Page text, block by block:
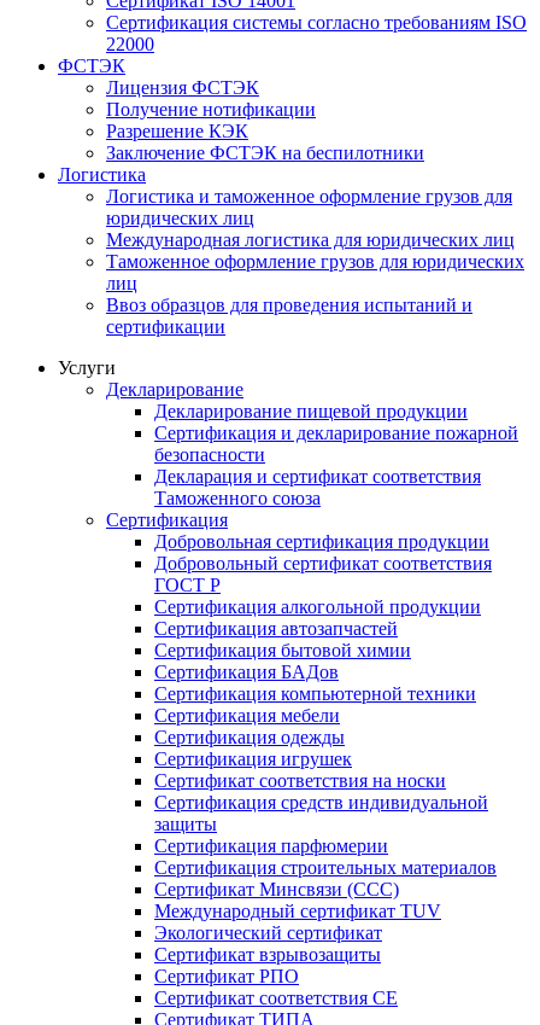
Сертификация системы согласно требованиям ISO
22000
ФСТЭК
Лицензия ФСТЭК
Получение нотификации
Разрешение КЭК
Заключение ФСТЭК на беспилотники
Логистика
Логистика и таможенное оформление грузов для
юридических лиц
Международная логистика для юридических лиц
Таможенное оформление грузов для юридических
лиц
Ввоз образцов для проведения испытаний и
сертификации
Услуги
Декларирование
Декларирование пищевой продукции
Сертификация и декларирование пожарной
безопасности
Декларация и сертификат соответствия
Таможенного союза
Сертификация
Добровольная сертификация продукции
Добровольный сертификат соответствия
ГОСТ Р
Сертификация алкогольной продукции
Сертификация автозапчастей
Сертификация бытовой химии
Сертификация БАДов
Сертификация компьютерной техники
Сертификация мебели
Сертификация одежды
Сертификация игрушек
Сертификат соответствия на носки
Сертификация средств индивидуальной
защиты
Сертификация парфюмерии
Сертификация строительных материалов
Сертификат Минсвязи (ССС)
Международный сертификат TUV
Экологический сертификат
Сертификат взрывозащиты
Сертификат РПО
Сертификат соответствия CE
Сертификат ТИПА